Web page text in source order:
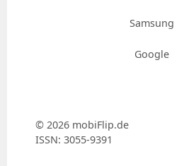
Samsung
Google
© 2026 mobiFlip.de
ISSN: 3055-9391